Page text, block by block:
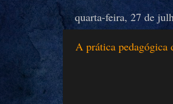
quarta-feira, 27 de
A prática pedagógica